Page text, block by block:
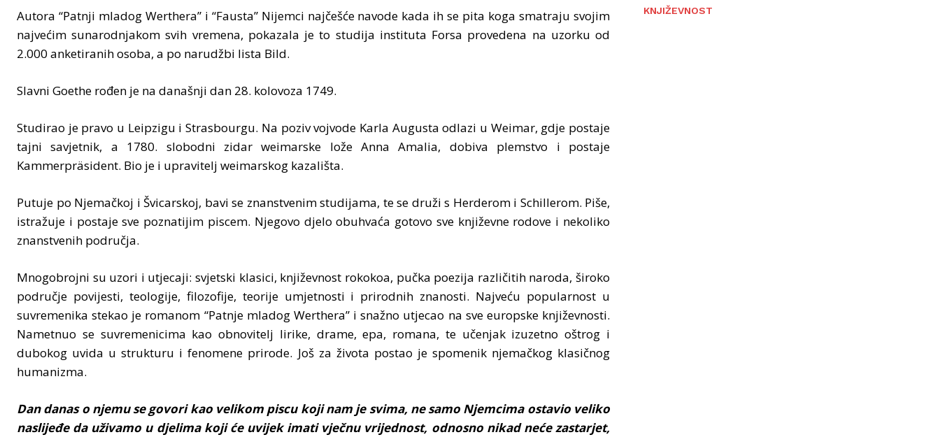
Autora “Patnji mladog Werthera” i “Fausta” Nijemci najčešće navode kada ih se pita koga smatraju svojim
najvećim sunarodnjakom svih vremena, pokazala je to studija instituta Forsa provedena na uzorku od
2.000 anketiranih osoba, a po narudžbi lista Bild.
Slavni Goethe rođen je na današnji dan 28. kolovoza 1749.
Studirao je pravo u Leipzigu i Strasbourgu. Na poziv vojvode Karla Augusta odlazi u Weimar, gdje postaje
tajni savjetnik, a 1780. slobodni zidar weimarske lože Anna Amalia, dobiva plemstvo i postaje
Kammerpräsident. Bio je i upravitelj weimarskog kazališta.
Putuje po Njemačkoj i Švicarskoj, bavi se znanstvenim studijama, te se druži s Herderom i Schillerom. Piše,
istražuje i postaje sve poznatijim piscem. Njegovo djelo obuhvaća gotovo sve književne rodove i nekoliko
znanstvenih područja.
Mnogobrojni su uzori i utjecaji: svjetski klasici, književnost rokokoa, pučka poezija različitih naroda, široko
područje povijesti, teologije, filozofije, teorije umjetnosti i prirodnih znanosti. Najveću popularnost u
suvremenika stekao je romanom “Patnje mladog Werthera” i snažno utjecao na sve europske književnosti.
Nametnuo se suvremenicima kao obnovitelj lirike, drame, epa, romana, te učenjak izuzetno oštrog i
dubokog uvida u strukturu i fenomene prirode. Još za života postao je spomenik njemačkog klasičnog
humanizma.
Dan danas o njemu se govori kao velikom piscu koji nam je svima, ne samo Njemcima ostavio veliko
naslijeđe da uživamo u djelima koji će uvijek imati vječnu vrijednost, odnosno nikad neće zastarjet,
KNJIŽEVNOST